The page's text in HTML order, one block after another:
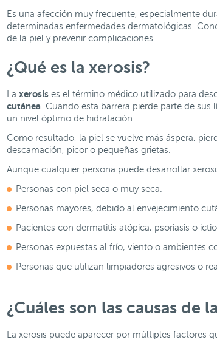
Es una afección muy frecuente, especialmente
determinadas enfermedades dermatológicas.
de la piel y prevenir complicaciones.
¿Qué es la xerosis?
La xerosis es el término médico utilizado para
cutánea . Cuando esta barrera pierde parte de
un nivel óptimo de hidratación.
Como resultado, la piel se vuelve más áspera,
descamación, picor o pequeñas grietas.
Aunque cualquier persona puede desarrollar
Personas con piel seca o muy seca.
Personas mayores, debido al envejecimiento
Pacientes con dermatitis atópica, psoriasis o
Personas expuestas al frío, viento o ambientes
Personas que utilizan limpiadores agresivos o
¿Cuáles son las causas de
La xerosis puede aparecer por múltiples factores